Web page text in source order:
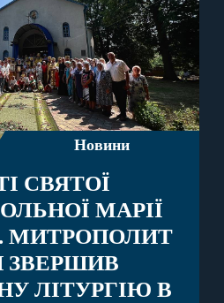
Новини
СВЯТОЇ
МАРІЇ
МИТРОПОЛИТ
ЗВЕРШИВ
ЛІТУРГІЮ В